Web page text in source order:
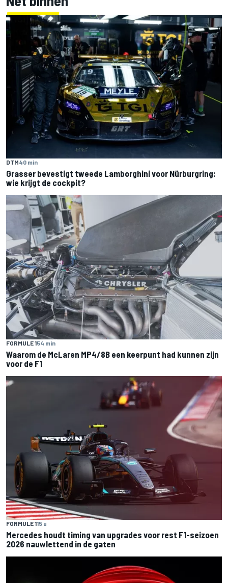
DTM40 min
Grasser bevestigt tweede Lamborghini voor Nürburgring:
wie krijgt de cockpit?
FORMULE 154 min
Waarom de McLaren MP4/8B een keerpunt had kunnen zijn
voor de F1
FORMULE 115 u
Mercedes houdt timing van upgrades voor rest F1-seizoen
2026 nauwlettend in de gaten